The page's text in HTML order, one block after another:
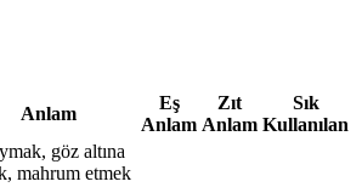
Anlam
Eş
Anlam
Zıt
Anlam
Sık
Kullanılan
göz altına
mahrum etmek